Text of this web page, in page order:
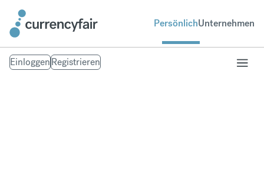
PersönlichUnternehmen
EinloggenRegistrieren